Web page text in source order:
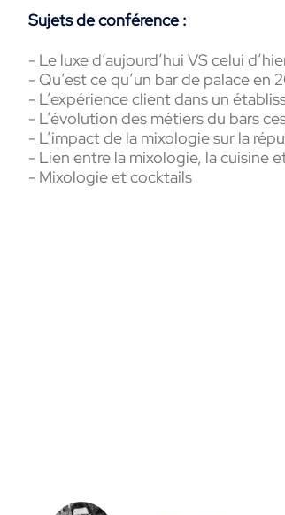
Sujets de conférence :
- Le luxe d’aujourd’hui VS celui
- Qu’est ce qu’un bar de palace en
- L’expérience client dans un
- L’évolution des métiers du bars
- L’impact de la mixologie sur la
- Lien entre la mixologie, la cuisine
- Mixologie et cocktails